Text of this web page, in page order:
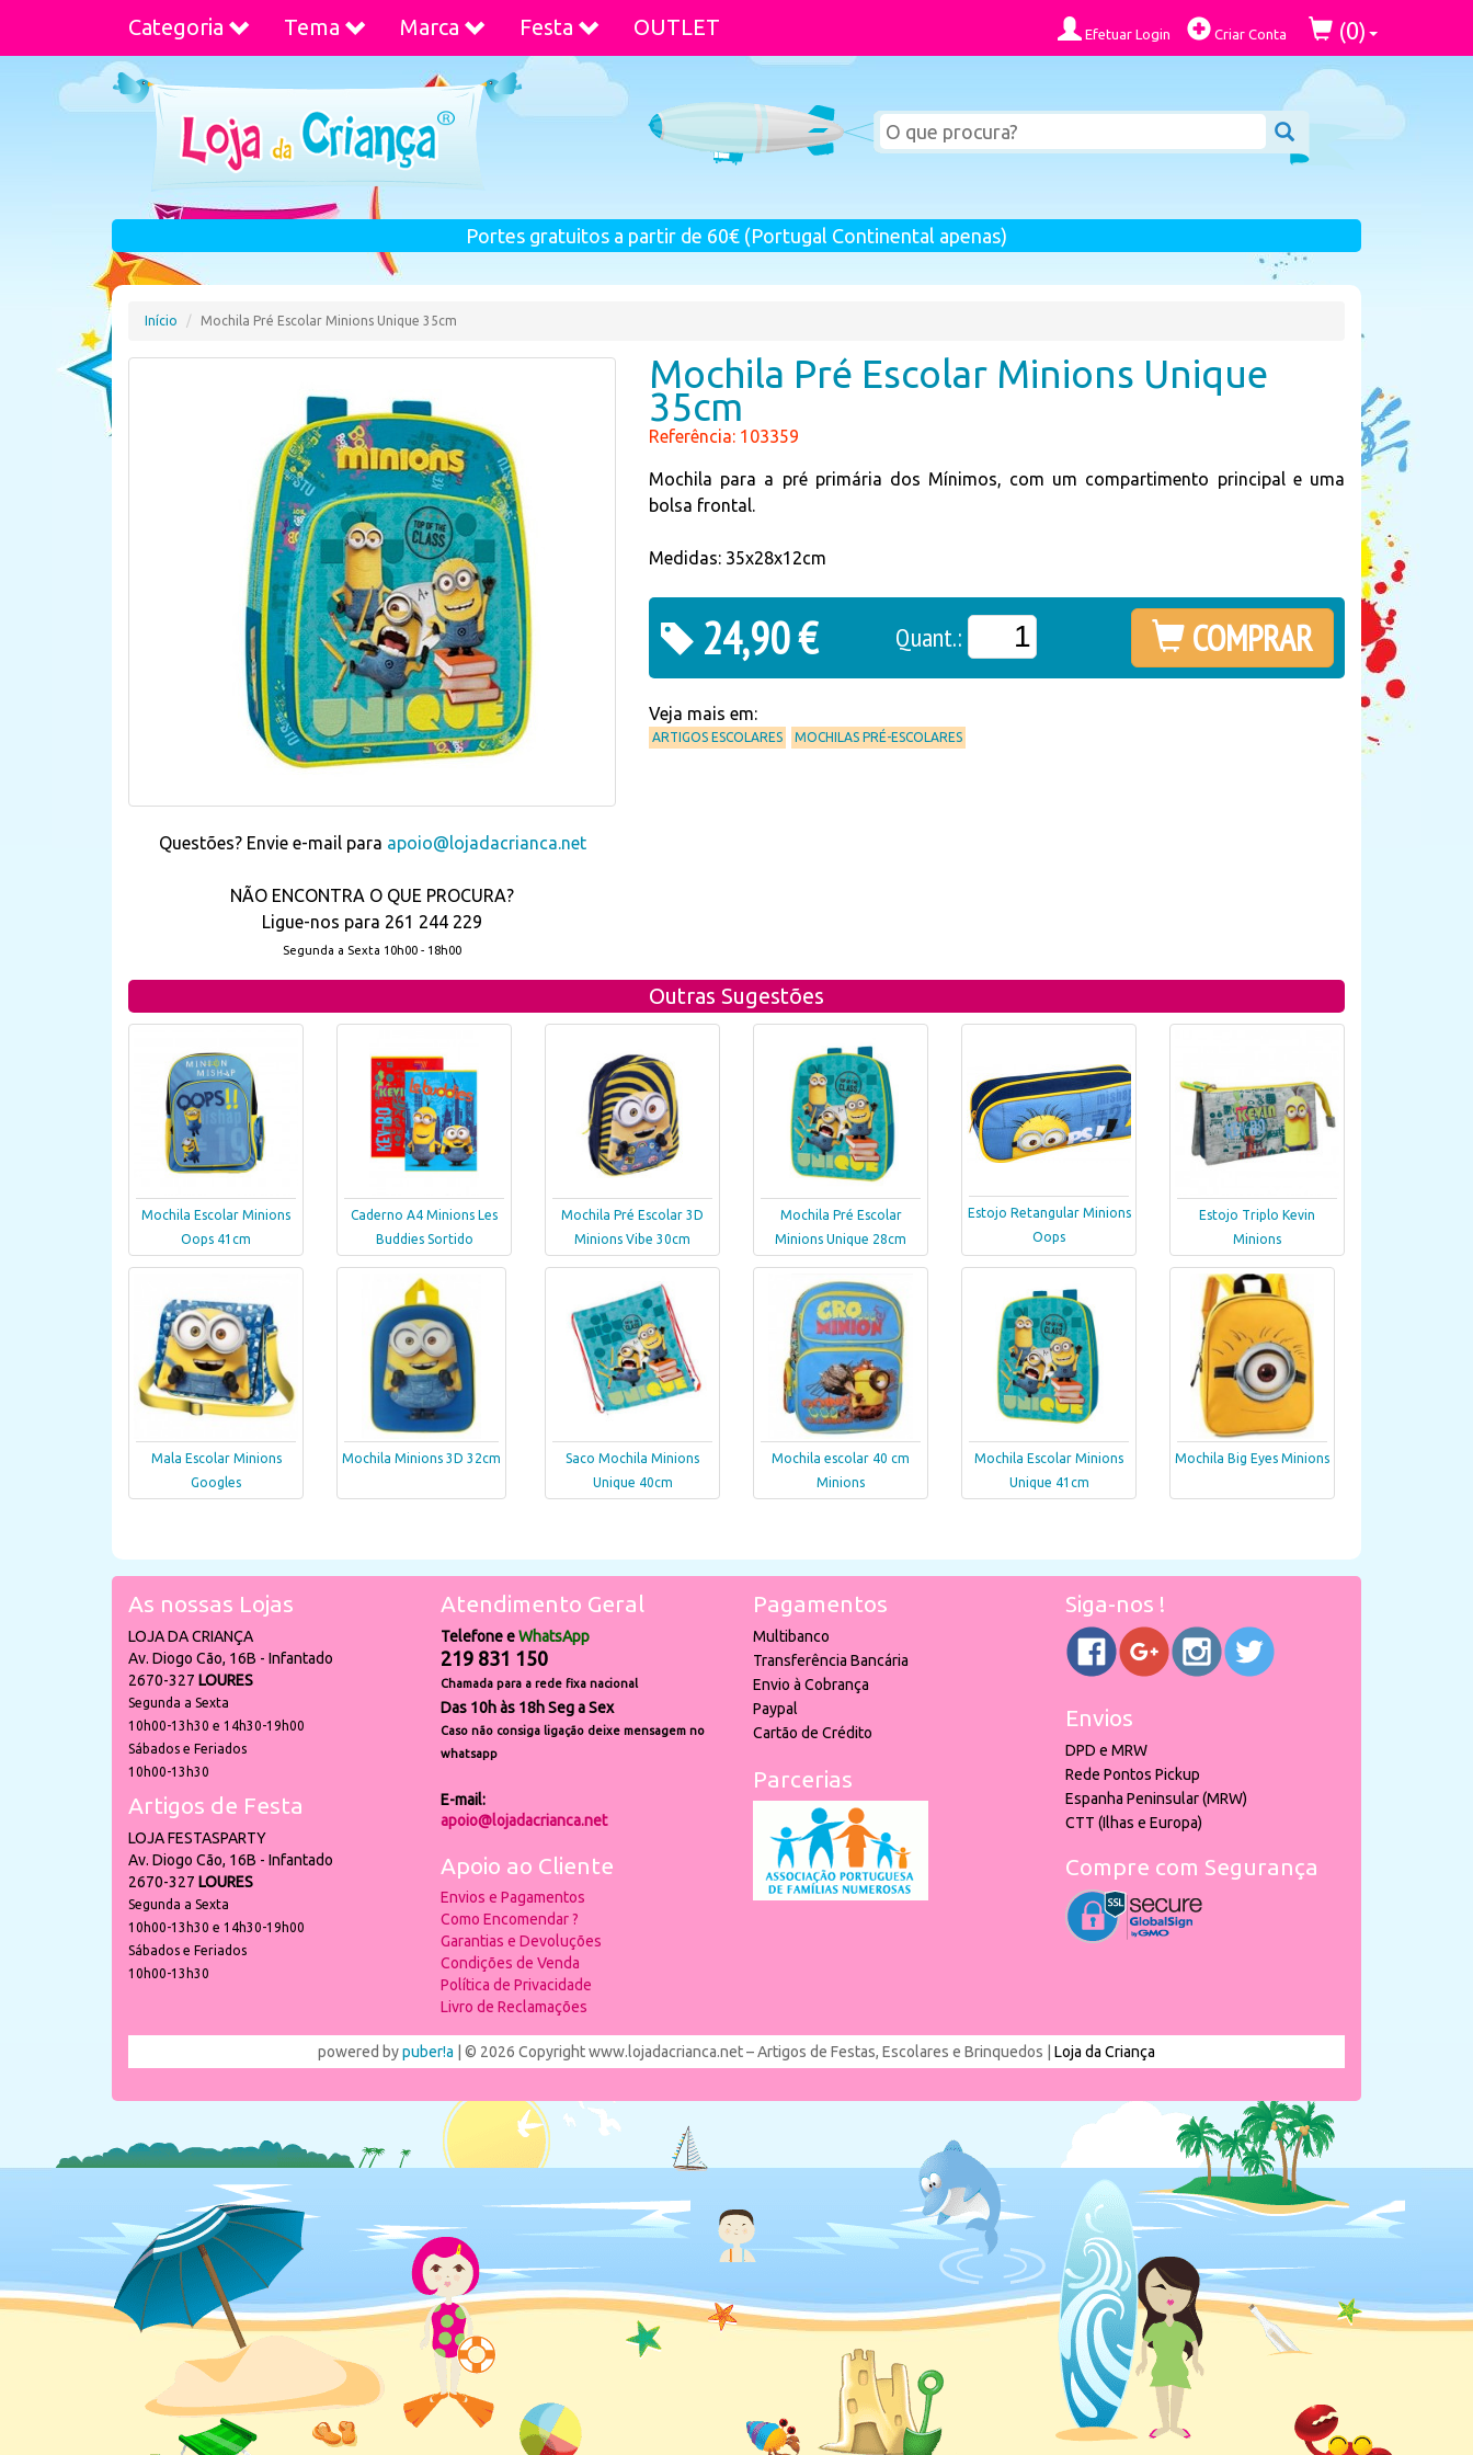
Categoria Tema Marca Festa OUTLET Efetuar Login Criar Conta (0)
Portes gratuitos a partir de 60€ (Portugal Continental apenas)
Início Mochila Pré Escolar Minions Unique 35cm
Questões? Envie e-mail para apoio@lojadacrianca.net
NÃO ENCONTRA O QUE PROCURA?
Ligue-nos para 261 244 229
Segunda a Sexta 10h00 - 18h00
Mochila Pré Escolar Minions Unique
35cm
Referência: 103359
Mochila para a pré primária dos Mínimos, com um compartimento principal e uma
bolsa frontal.
Medidas: 35x28x12cm
24,90 € Quant.: COMPRAR
Veja mais em:
ARTIGOS ESCOLARES MOCHILAS PRÉ-ESCOLARES
Outras Sugestões
Mochila Escolar Minions
Oops 41cm
Caderno A4 Minions Les
Buddies Sortido
Mochila Pré Escolar 3D
Minions Vibe 30cm
Mochila Pré Escolar
Minions Unique 28cm
Estojo Retangular Minions
Oops
Estojo Triplo Kevin
Minions
Mala Escolar Minions
Googles
Mochila Minions 3D 32cm
Saco Mochila Minions
Unique 40cm
Mochila escolar 40 cm
Minions
Mochila Escolar Minions
Unique 41cm
Mochila Big Eyes Minions
As nossas Lojas
LOJA DA CRIANÇA
Av. Diogo Cão, 16B - Infantado
2670-327 LOURES
Segunda a Sexta
10h00-13h30 e 14h30-19h00
Sábados e Feriados
10h00-13h30
Artigos de Festa
LOJA FESTASPARTY
Av. Diogo Cão, 16B - Infantado
2670-327 LOURES
Segunda a Sexta
10h00-13h30 e 14h30-19h00
Sábados e Feriados
10h00-13h30
Atendimento Geral
Telefone eWhatsApp
219 831 150
Chamada para a rede fixa nacional
Das 10h às 18h Seg a Sex
Caso não consiga ligação deixe mensagem no
whatsapp
E-mail:
apoio@lojadacrianca.net
Apoio ao Cliente
Envios e Pagamentos
Como Encomendar ?
Garantias e Devoluções
Condições de Venda
Política de Privacidade
Livro de Reclamações
Pagamentos
Multibanco
Transferência Bancária
Envio à Cobrança
Paypal
Cartão de Crédito
Parcerias
Siga-nos !
Envios
DPD e MRW
Rede Pontos Pickup
Espanha Peninsular (MRW)
CTT (Ilhas e Europa)
Compre com Segurança
powered bypuber!a | © 2026 Copyright www.lojadacrianca.net – Artigos de Festas, Escolares e Brinquedos | Loja da Criança